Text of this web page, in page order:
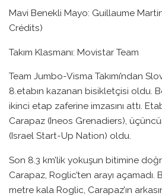
Mavi Benekli Mayo: Guillaume
Crédits)
Takım Klasmanı: Movistar Team
Team Jumbo-Visma Takımı’ndan
8.etabın kazanan bisikletçisi oldu.
ikinci etap zaferine imzasını attı.
Carapaz (Ineos Grenadiers),
(Israel Start-Up Nation) oldu.
Son 8.3 km’lik yokuşun bitimine
Carapaz, Roglic’ten arayı açamadı.
metre kala Roglic, Carapaz’ın